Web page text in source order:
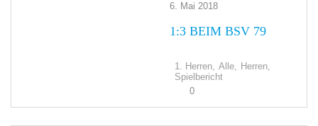
6. Mai 2018
1:3 BEIM BSV 79
1. Herren, Alle, Herren,
Spielbericht
0